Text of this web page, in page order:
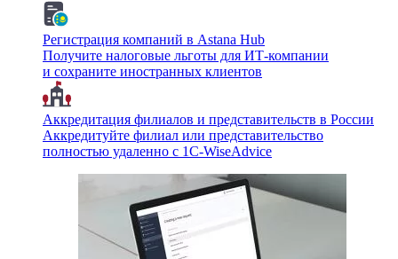
Регистрация компаний в Astana Hub
Получите налоговые льготы для ИТ-компании
и сохраните иностранных клиентов
Аккредитация филиалов и представительств в России
Аккредитуйте филиал или представительство
полностью удаленно с 1C-WiseAdvice